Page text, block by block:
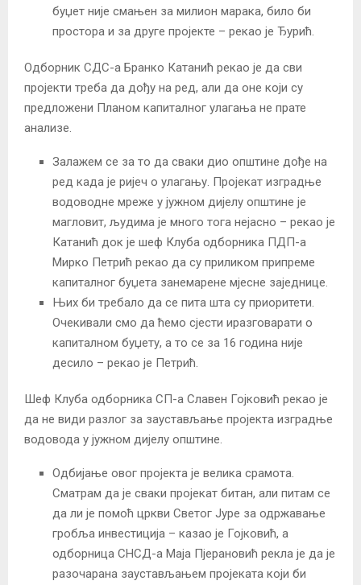
буџет није смањен за милион марака, било би
простора и за друге пројекте – рекао је Ђурић.
Одборник СДС-а Бранко Катанић рекао је да сви
пројекти треба да дођу на ред, али да оне који су
предложени Планом капиталног улагања не прате
анализе.
Залажем се за то да сваки дио општине дође на
ред када је ријеч о улагању. Пројекат изградње
водоводне мреже у јужном дијелу општине је
магловит, људима је много тога нејасно – рекао је
Катанић док је шеф Клуба одборника ПДП-а
Мирко Петрић рекао да су приликом припреме
капиталног буџета занемарене мјесне заједнице.
Њих би требало да се пита шта су приоритети.
Очекивали смо да ћемо сјести иразговарати о
капиталном буџету, а то се за 16 година није
десило – рекао је Петрић.
Шеф Клуба одборника СП-а Славен Гојковић рекао је
да не види разлог за заустављање пројекта изградње
водовода у јужном дијелу општине.
Одбијање овог пројекта је велика срамота.
Сматрам да је сваки пројекат битан, али питам се
да ли је помоћ цркви Светог Јуре за одржавање
гробља инвестиција – казао је Гојковић, а
одборница СНСД-а Маја Пјерановић рекла је да је
разочарана заустављањем пројеката који би